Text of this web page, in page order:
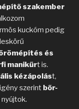
szakember
kuckóm pedig
és
manikűrt is.
kézápolást,
szerint bőr-
nyújtok.